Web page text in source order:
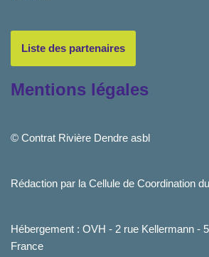
Liste des partenaires
Mentions légales
© Contrat Rivière Dendre asbl
Rédaction par la Cellule de Coordination
Hébergement : OVH - 2 rue Kellermann -
France